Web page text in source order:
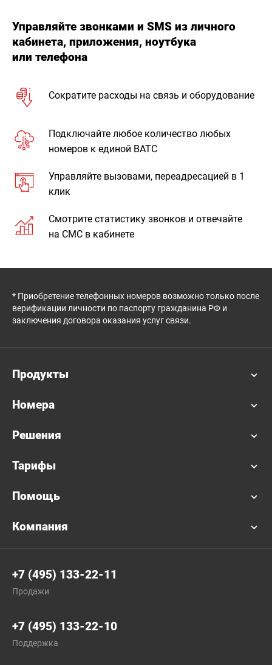
Управляйте звонками и SMS из личного
кабинета, приложения, ноутбука
или телефона
Сократите расходы на связь и оборудование
Подключайте любое количество любых
номеров к единой ВАТС
Управляйте вызовами, переадресацией в 1
клик
Смотрите статистику звонков и отвечайте
на СМС в кабинете
* Приобретение телефонных номеров возможно только после
верификации личности по паспорту гражданина РФ и
заключения договора оказания услуг связи.
Продукты
Номера
Решения
Тарифы
Помощь
Компания
+7 (495) 133-22-11
Продажи
+7 (495) 133-22-10
Поддержка